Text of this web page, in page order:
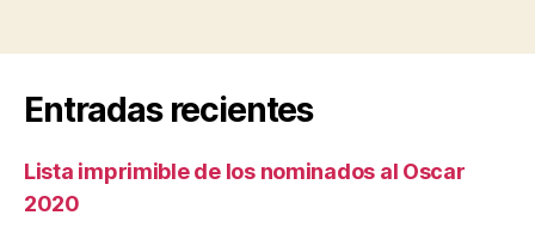
Entradas recientes
Lista imprimible de los nominados al Oscar
2020